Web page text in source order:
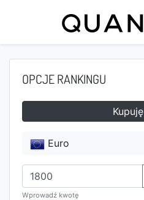
OPCJE RANKINGU
Kupuję
Euro
Wprowadź kwotę